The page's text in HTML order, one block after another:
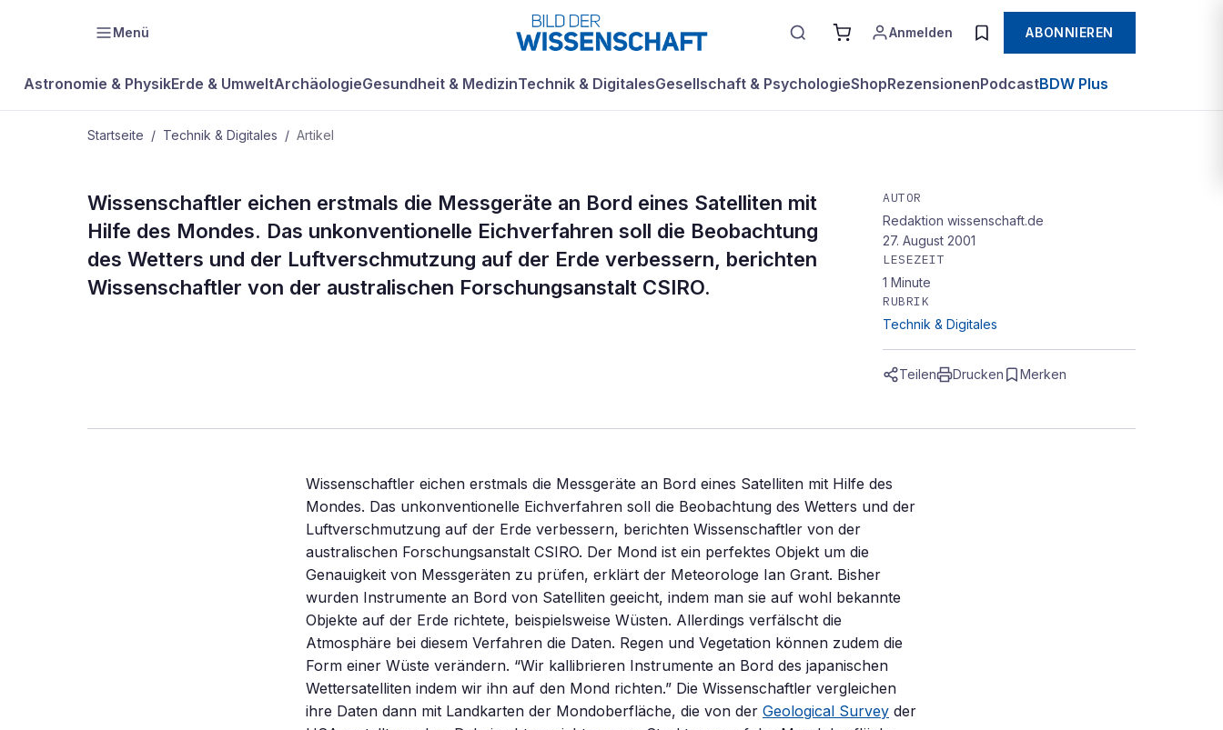
Menü Anmelden ABONNIEREN
Astronomie & PhysikErde & UmweltArchäologieGesundheit & MedizinTechnik & DigitalesGesellschaft & PsychologieShopRezensionenPodcastBDW Plus
Startseite / Technik & Digitales / Artikel
TECHNIK & DIGITALES
Messgeräte an Bord von
Satelliten werden auf den Mond
Wissenschaftler eichen erstmals die Messgeräte an Bord eines Satelliten mit
Hilfe des Mondes. Das unkonventionelle Eichverfahren soll die Beobachtung
des Wetters und der Luftverschmutzung auf der Erde verbessern, berichten
Wissenschaftler von der australischen Forschungsanstalt CSIRO.
AUTOR
Redaktion wissenschaft.de
27. August 2001
LESEZEIT
1 Minute
RUBRIK
Technik & Digitales
Teilen Drucken Merken
Wissenschaftler eichen erstmals die Messgeräte an Bord eines Satelliten mit Hilfe des
Mondes. Das unkonventionelle Eichverfahren soll die Beobachtung des Wetters und der
Luftverschmutzung auf der Erde verbessern, berichten Wissenschaftler von der
australischen Forschungsanstalt CSIRO. Der Mond ist ein perfektes Objekt um die
Genauigkeit von Messgeräten zu prüfen, erklärt der Meteorologe Ian Grant. Bisher
wurden Instrumente an Bord von Satelliten geeicht, indem man sie auf wohl bekannte
Objekte auf der Erde richtete, beispielsweise Wüsten. Allerdings verfälscht die
Atmosphäre bei diesem Verfahren die Daten. Regen und Vegetation können zudem die
Form einer Wüste verändern. “Wir kallibrieren Instrumente an Bord des japanischen
Wettersatelliten indem wir ihn auf den Mond richten.” Die Wissenschaftler vergleichen
ihre Daten dann mit Landkarten der Mondoberfläche, die von der Geological Survey der